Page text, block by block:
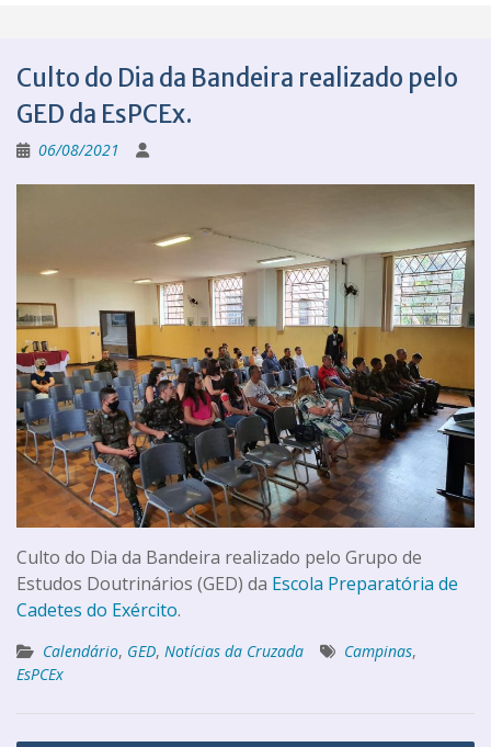
Culto do Dia da Bandeira realizado pelo
GED da EsPCEx.
06/08/2021
Culto do Dia da Bandeira realizado pelo Grupo de
Estudos Doutrinários (GED) da Escola Preparatória de
Cadetes do Exército.
Calendário, GED, Notícias da Cruzada Campinas,
EsPCEx